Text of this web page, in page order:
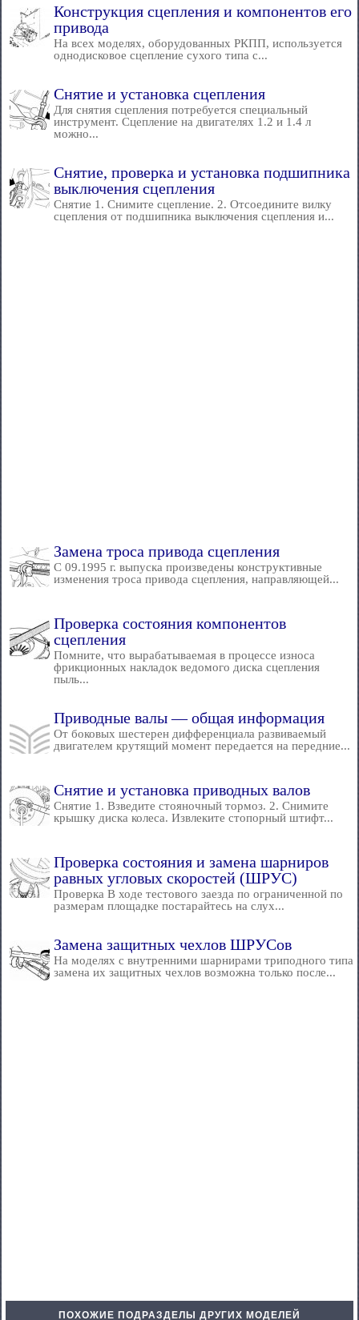
Конструкция сцепления и компонентов его
привода
На всех моделях, оборудованных РКПП, используется
однодисковое сцепление сухого типа с...
Снятие и установка сцепления
Для снятия сцепления потребуется специальный
инструмент. Сцепление на двигателях 1.2 и 1.4 л
можно...
Снятие, проверка и установка подшипника
выключения сцепления
Снятие 1. Снимите сцепление. 2. Отсоедините вилку
сцепления от подшипника выключения сцепления и...
Замена троса привода сцепления
С 09.1995 г. выпуска произведены конструктивные
изменения троса привода сцепления, направляющей...
Проверка состояния компонентов
сцепления
Помните, что вырабатываемая в процессе износа
фрикционных накладок ведомого диска сцепления
пыль...
Приводные валы — общая информация
От боковых шестерен дифференциала развиваемый
двигателем крутящий момент передается на передние...
Снятие и установка приводных валов
Снятие 1. Взведите стояночный тормоз. 2. Снимите
крышку диска колеса. Извлеките стопорный штифт...
Проверка состояния и замена шарниров
равных угловых скоростей (ШРУС)
Проверка В ходе тестового заезда по ограниченной по
размерам площадке постарайтесь на слух...
Замена защитных чехлов ШРУСов
На моделях с внутренними шарнирами триподного типа
замена их защитных чехлов возможна только после...
ПОХОЖИЕ ПОДРАЗДЕЛЫ ДРУГИХ МОДЕЛЕЙ